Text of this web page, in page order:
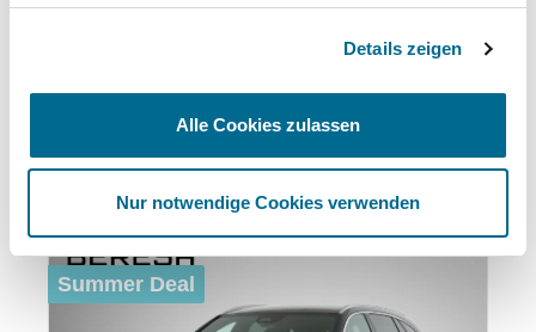
Details zeigen
Alle Cookies zulassen
Nur notwendige Cookies verwenden
Das könnte Ihnen auch gefallen:
Produktgalerie überspringen
Summer Deal